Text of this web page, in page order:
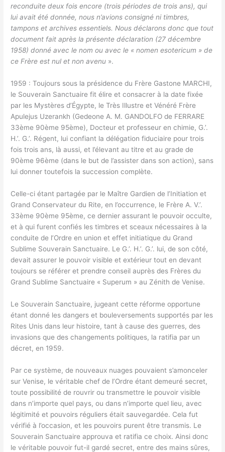
reconduite deux fois encore (trois périodes de trois ans), qui
lui avait été donnée, nous n’avions consigné ni timbres,
tampons et archives essentiels. Nous déclarons donc que tout
document fait après la présente déclaration (27 décembre
1958) donné avec le nom ou avec le « nomen esotericum » de
ce Frère est nul et non avenu ».
1959 : Toujours sous la présidence du Frère Gastone MARCHI,
le Souverain Sanctuaire fit élire et consacrer à la date fixée
par les Mystères d’Égypte, le Très Illustre et Vénéré Frère
Apulejus Uzerankh (Gedeone A. M. GANDOLFO de FERRARE
33ème 90ème 95ème), Docteur et professeur en chimie, G.’.
H.’. G.’. Régent, lui confiant la délégation fiduciaire pour trois
fois trois ans, là aussi, et l’élevant au titre et au grade de
90ème 96ème (dans le but de l’assister dans son action), sans
lui donner toutefois la succession complète.
Celle-ci étant partagée par le Maître Gardien de l’Initiation et
Grand Conservateur du Rite, en l’occurrence, le Frère A. V.’.
33ème 90ème 95ème, ce dernier assurant le pouvoir occulte,
et à qui furent confiés les timbres et sceaux nécessaires à la
conduite de l’Ordre en union et effet initiatique du Grand
Sublime Souverain Sanctuaire. Le G.’. H.’. G.’. lui, de son côté,
devait assurer le pouvoir visible et extérieur tout en devant
toujours se référer et prendre conseil auprès des Frères du
Grand Sublime Sanctuaire « Superum » au Zénith de Venise.
Le Souverain Sanctuaire, jugeant cette réforme opportune
étant donné les dangers et bouleversements supportés par les
Rites Unis dans leur histoire, tant à cause des guerres, des
invasions que des changements politiques, la ratifia par un
décret, en 1959.
Par ce système, de nouveaux nuages pouvaient s’amonceler
sur Venise, le véritable chef de l’Ordre étant demeuré secret,
toute possibilité de rouvrir ou transmettre le pouvoir visible
dans n’importe quel pays, ou dans n’importe quel lieu, avec
légitimité et pouvoirs réguliers était sauvegardée. Cela fut
vérifié à l’occasion, et les pouvoirs purent être transmis. Le
Souverain Sanctuaire approuva et ratifia ce choix. Ainsi donc
le véritable pouvoir fut-il gardé secret, entre des mains sûres,